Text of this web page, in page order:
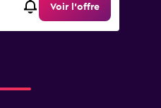
Voir l’offre